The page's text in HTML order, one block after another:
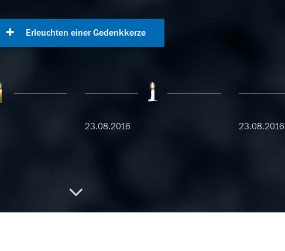
Erleuchten einer Gedenkkerze
23.08.2016 23.08.2016